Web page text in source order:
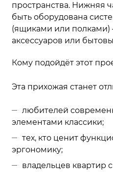
пространства. Нижняя
быть оборудована
(ящиками или полками)
аксессуаров или
Кому подойдёт этот
Эта прихожая станет
любителей
элементами классики;
тех, кто ценит
эргономику;
владельцев квартир